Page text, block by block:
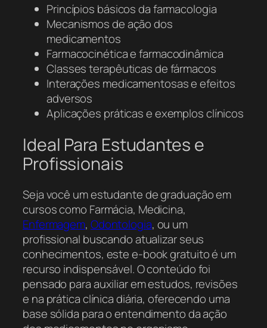
Princípios básicos da farmacologia
Mecanismos de ação dos
medicamentos
Farmacocinética e farmacodinâmica
Classes terapêuticas de fármacos
Interações medicamentosas e efeitos
adversos
Aplicações práticas e exemplos clínicos
Ideal Para Estudantes e
Profissionais
Seja você um estudante de graduação em
cursos como Farmácia, Medicina,
Enfermagem, Odontologia, ou um
profissional buscando atualizar seus
conhecimentos, este e-book gratuito é um
recurso indispensável. O conteúdo foi
pensado para auxiliar em estudos, revisões
e na prática clínica diária, oferecendo uma
base sólida para o entendimento da ação